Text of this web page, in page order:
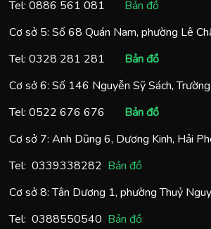
Tel: 0886 561 081
Bản đồ
Cơ sở 5: Số 68 Quán Nam, phường Lê
Tel: 0328 281 281
Bản đồ
Cơ sở 6: Số 146 Nguyễn Sỹ Sách,
Tel: 0522 676 676
Bản đồ
Cơ sở 7: Anh Dũng 6, Dương Kinh, Hải
Tel: 0339338282 Bản đồ
Cơ sở 8: Tân Dương 1, phường Thuỷ
Tel: 0388550540 Bản đồ